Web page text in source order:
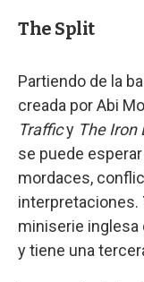
The Split
Partiendo de la
creada por Abi
Trafficy The Iron
se puede
mordaces,
interpretaciones.
miniserie inglesa
y tiene una